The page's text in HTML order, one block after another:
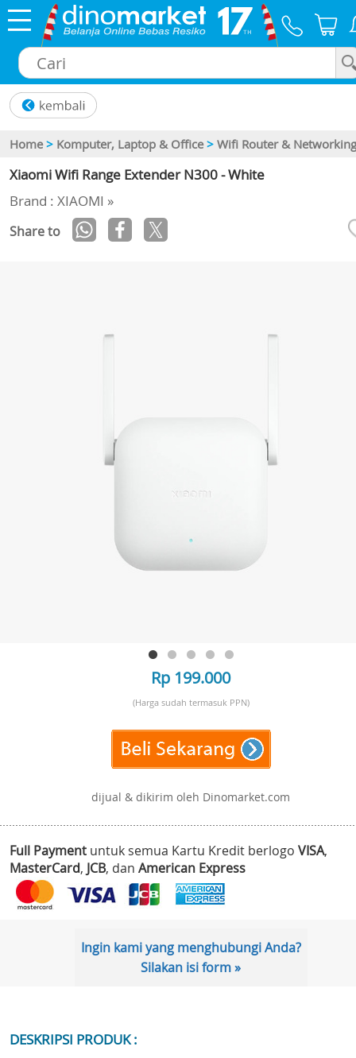
Home > Komputer, Laptop & Office > Wifi Router & Networking
Xiaomi Wifi Range Extender N300 - White
Brand : XIAOMI »
Share to
Rp 199.000
(Harga sudah termasuk PPN)
dijual & dikirim oleh Dinomarket.com
Full Payment untuk semua Kartu Kredit berlogo VISA,
MasterCard, JCB, dan American Express
Ingin kami yang menghubungi Anda?
Silakan isi form »
DESKRIPSI PRODUK :